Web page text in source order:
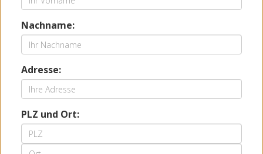
Nachname:
Adresse:
PLZ und Ort: